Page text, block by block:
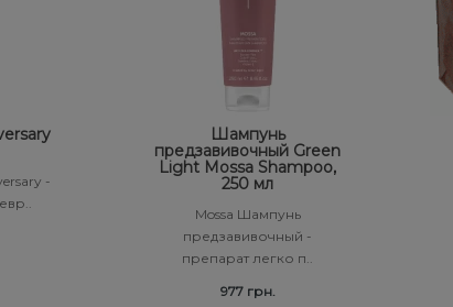
-
Шампунь
предзавивочный Green
Light Mossa Shampoo,
250 мл
Mossa Шампунь
предзавивочный -
препарат легко п..
977 грн.